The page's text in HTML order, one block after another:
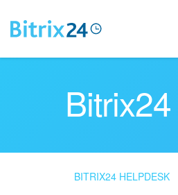
BITRIX24 HELPDESK